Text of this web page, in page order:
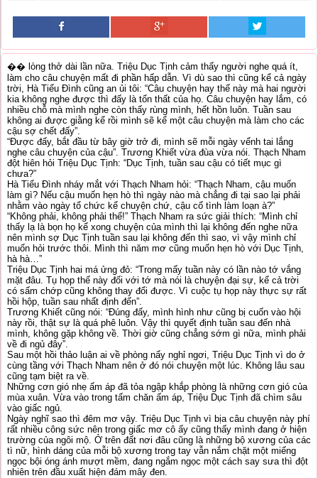
�� lòng thở dài lần nữa. Triệu Dục Tịnh cảm thấy người nghe quá ít,
làm cho câu chuyện mất đi phần hấp dẫn. Vì dù sao thì cũng kể cả ngày
trời, Hà Tiểu Đình cũng an ủi tôi: “Câu chuyện hay thế này mà hai người
kia không nghe được thì đấy là tổn thất của họ. Câu chuyện hay lắm, có
nhiều chỗ mà mình nghe còn thấy rùng mình, hết hồn luôn. Tuần sau
không ai được giằng kể rồi mình sẽ kể một câu chuyện mà làm cho các
cậu sợ chết đấy”.
“Được đấy, bắt đầu từ bây giờ trở đi, mình sẽ mỗi ngày vểnh tai lắng
nghe câu chuyện của cậu”. Trương Khiết vừa đùa vừa nói. Thạch Nham
đột hiên hỏi Triệu Dục Tịnh: “Dục Tịnh, tuần sau cậu có tiết mục gì
chưa?”
Hà Tiểu Đình nháy mắt với Thạch Nham hỏi: “Thạch Nham, cậu muốn
làm gì? Nếu cậu muốn hẹn hò thì ngày nào mà chẳng đi tại sao lại phải
nhằm vào ngày tổ chức kể chuyện chứ, cậu cố tình làm loạn à?”
“Không phải, không phải thế!” Thạch Nham ra sức giải thích: “Mình chỉ
thấy lạ là bọn họ kể xong chuyện của mình thì lại không đến nghe nữa
nên mình sợ Dục Tịnh tuần sau lại không đến thì sao, vì vậy mình chỉ
muốn hỏi trước thôi. Mình thì năm mơ cũng muốn hẹn hò với Dục Tịnh,
hà hà…”
Triệu Dục Tịnh hai má ửng đỏ: “Trong mấy tuần này có lần nào tớ vắng
mặt đâu. Tụ họp thế này đối với tớ mà nói là chuyện đại sự, kể cả trời
có sấm chớp cũng không thay đổi được. Vì cuộc tụ họp này thực sự rất
hồi hộp, tuần sau nhất định đến”.
Trương Khiết cũng nói: “Đúng đấy, mình hình như cũng bị cuốn vào hội
này rồi, thật sự là quá phê luôn. Vậy thì quyết định tuần sau đến nhà
mình, không gặp không về. Thời giờ cũng chẳng sớm gì nữa, mình phải
về đi ngủ đây”.
Sau một hồi thảo luận ai về phòng nấy nghỉ ngơi, Triệu Dục Tịnh vì do ở
cùng tầng với Thạch Nham nên ở đó nói chuyện một lúc. Không lâu sau
cũng tạm biệt ra về.
Những cơn gió nhẹ ấm áp đã tỏa ngập khắp phòng là những cơn gió của
mùa xuân. Vừa vào trong tấm chăn ấm áp, Triệu Dục Tịnh đã chìm sâu
vào giấc ngủ.
Ngày nghĩ sao thì đêm mơ vậy. Triệu Dục Tịnh vì bịa câu chuyện này phí
rất nhiều công sức nên trong giấc mơ cô ấy cũng thấy mình đang ở hiện
trường của ngôi mộ. Ở trên đất nơi đâu cũng là những bộ xương của các
tì nữ, hình dáng của mỗi bộ xương trong tay vẫn nắm chặt một miếng
ngọc bội óng ánh mượt mềm, đang ngắm ngọc một cách say sưa thì đột
nhiên trên đầu xuất hiện đám mây đen.